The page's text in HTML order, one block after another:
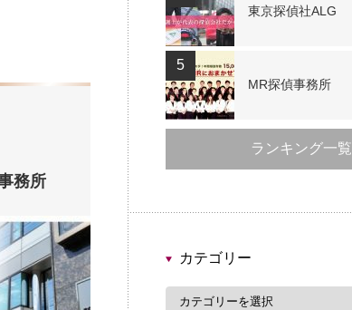
務所
東京探偵社ALG
5
MR探偵事務所
ランキング一覧
カテゴリー